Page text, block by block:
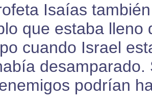
Isaías
que estaba lleno
cuando Israel
podrían